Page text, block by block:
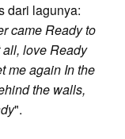
dari lagunya:
came Ready to
all, love Ready
me again In the
the walls,
".